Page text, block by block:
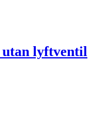
lyftventil